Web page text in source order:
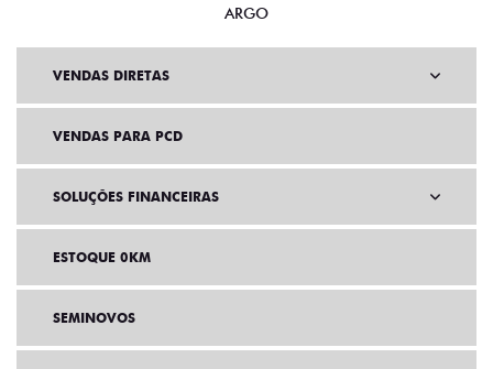
ARGO
VENDAS DIRETAS
VENDAS PARA PCD
SOLUÇÕES FINANCEIRAS
ESTOQUE 0KM
SEMINOVOS